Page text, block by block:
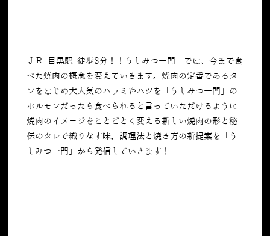
ＪＲ 目黒駅 徒歩3分！！うしみつ一門」では、今まで食
べた焼肉の概念を変えていきます。焼肉の定番であるタ
ンをはじめ大人気のハラミやハツを「うしみつ一門」の
ホルモンだったら食べられると言っていただけるように
焼肉のイメージをことごとく変える新しい焼肉の形と秘
伝のタレで織りなす味，調理法と焼き方の新提案を「う
しみつ一門」から発信していきます！